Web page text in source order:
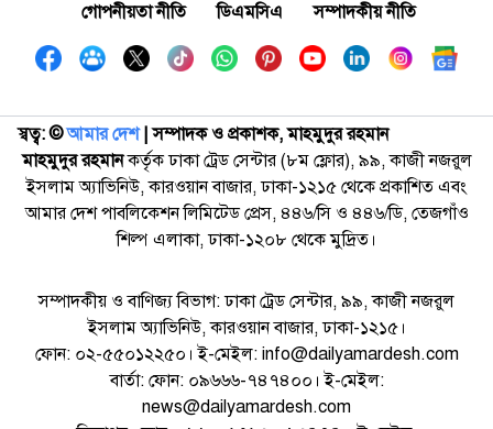
গোপনীয়তা নীতি
ডিএমসিএ সম্পাদকীয় নীতি
স্বত্ব: ©️আমার দেশ| সম্পাদক ও প্রকাশক, মাহমুদুর রহমান
মাহমুদুর রহমানকর্তৃক ঢাকা ট্রেড সেন্টার (৮ম ফ্লোর), ৯৯, কাজী নজরুল
ইসলাম অ্যাভিনিউ, কারওয়ান বাজার, ঢাকা-১২১৫ থেকে প্রকাশিত এবং
আমার দেশ পাবলিকেশন লিমিটেড প্রেস, ৪৪৬/সি ও ৪৪৬/ডি, তেজগাঁও
শিল্প এলাকা, ঢাকা-১২০৮ থেকে মুদ্রিত।
সম্পাদকীয় ও বাণিজ্য বিভাগ: ঢাকা ট্রেড সেন্টার, ৯৯, কাজী নজরুল
ইসলাম অ্যাভিনিউ, কারওয়ান বাজার, ঢাকা-১২১৫।
ফোন: ০২-৫৫০১২২৫০। ই-মেইল: info@dailyamardesh.com
বার্তা: ফোন: ০৯৬৬৬-৭৪৭৪০০। ই-মেইল:
news@dailyamardesh.com